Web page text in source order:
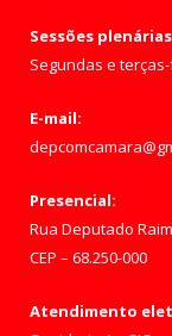
Sessões
Segundas e
E-mail:
Presencial:
Rua Deputado
CEP – 68.250-000
Atendimento